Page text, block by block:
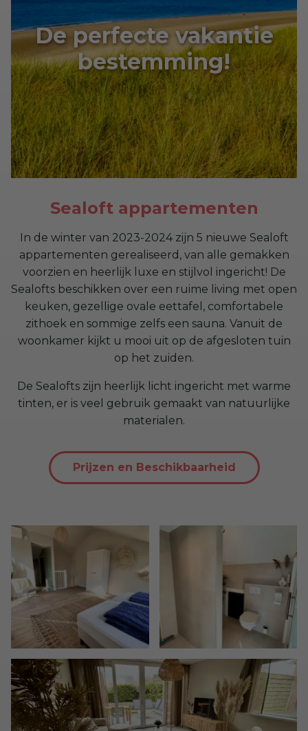
De perfecte vakantie
bestemming!
Sealoft appartementen
In de winter van 2023-2024 zijn 5 nieuwe Sealoft
appartementen gerealiseerd, van alle gemakken
voorzien en heerlijk luxe en stijlvol ingericht! De
Sealofts beschikken over een ruime living met open
keuken, gezellige ovale eettafel, comfortabele
zithoek en sommige zelfs een sauna. Vanuit de
woonkamer kijkt u mooi uit op de afgesloten tuin
op het zuiden.
De Sealofts zijn heerlijk licht ingericht met warme
tinten, er is veel gebruik gemaakt van natuurlijke
materialen.
Prijzen en Beschikbaarheid